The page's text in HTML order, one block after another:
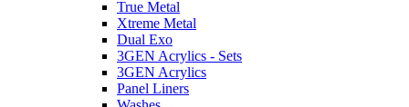
True Metal
Xtreme Metal
Dual Exo
3GEN Acrylics - Sets
3GEN Acrylics
Panel Liners